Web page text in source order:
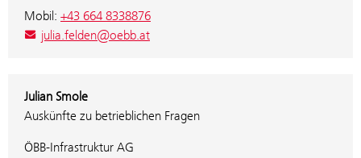
Mobil: +43 664 8338876
julia.felden@oebb.at
Julian Smole
Auskünfte zu betrieblichen Fragen
ÖBB-Infrastruktur AG